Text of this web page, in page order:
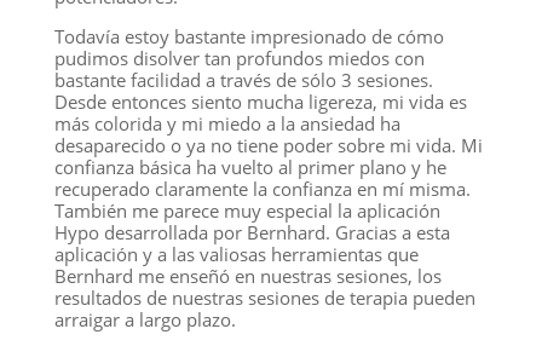
Todavía estoy bastante impresionado de cómo
pudimos disolver tan profundos miedos con
bastante facilidad a través de sólo 3 sesiones.
Desde entonces siento mucha ligereza, mi vida es
más colorida y mi miedo a la ansiedad ha
desaparecido o ya no tiene poder sobre mi vida. Mi
confianza básica ha vuelto al primer plano y he
recuperado claramente la confianza en mí misma.
También me parece muy especial la aplicación
Hypo desarrollada por Bernhard. Gracias a esta
aplicación y a las valiosas herramientas que
Bernhard me enseñó en nuestras sesiones, los
resultados de nuestras sesiones de terapia pueden
arraigar a largo plazo.